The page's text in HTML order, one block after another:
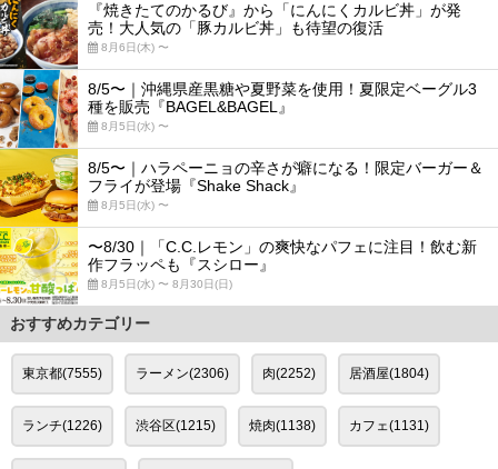
『焼きたてのかるび』から「にんにくカルビ丼」が発
売！大人気の「豚カルビ丼」も待望の復活
8月6日(木) 〜
8/5〜｜沖縄県産黒糖や夏野菜を使用！夏限定ベーグル3
種を販売『BAGEL&BAGEL』
8月5日(水) 〜
8/5〜｜ハラペーニョの辛さが癖になる！限定バーガー＆
フライが登場『Shake Shack』
8月5日(水) 〜
〜8/30｜「C.C.レモン」の爽快なパフェに注目！飲む新
作フラッペも『スシロー』
8月5日(水) 〜 8月30日(日)
おすすめカテゴリー
東京都(7555) ラーメン(2306) 肉(2252) 居酒屋(1804)
ランチ(1226) 渋谷区(1215) 焼肉(1138) カフェ(1131)